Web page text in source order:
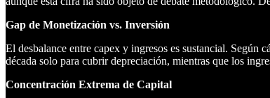
Gap de Monetización vs. Inversión
El desbalance entre capex y ingresos es sustancial. Según
década solo para cubrir depreciación, mientras que los
Concentración Extrema de Capital